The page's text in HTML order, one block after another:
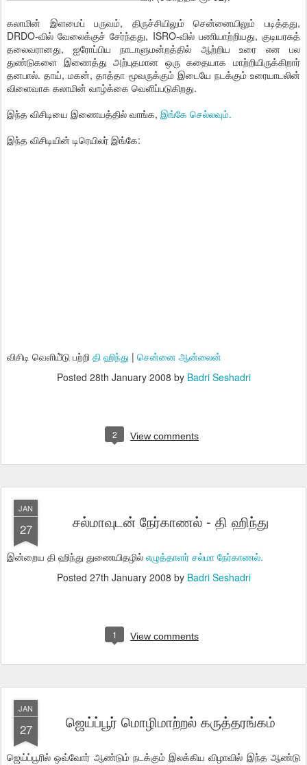
கலாமின் இளமைப் பருவம், திருச்சியிலும் சென்னையிலும் படித்தது,
DRDO-வில் வேலைக்குச் சேர்ந்தது, ISRO-வில் பணியாற்றியது, குடியரசுத்
தலைவரானது, ஐரோப்பிய நாடாளுமன்றத்தில் ஆற்றிய உரை என பல
துண்டுகளை இணைத்து அற்புதமான ஒரு கதையாக மாற்றியிருக்கிறார்
தனபால். தாய், மகன், தாத்தா மூவருக்கும் இடையே நடக்கும் உரையாடலின்
விளைவாக கலாமின் வாழ்க்கை வெளிப்படுகிறது.
இந்த விசிடியை இணையத்தில் வாங்க, இங்கே செல்லவும்.
இந்த விசிடியின் டிரெயிலர் இங்கே:
விசிடி வெளியீ்டு பற்றி தி ஹிந்து | சென்னை ஆன்லைன்
Posted 28th January 2008 by Badri Seshadri
2 View comments
JAN
27 சல்மாவுடன் நேர்காணல் - தி ஹிந்து
இன்றைய தி ஹிந்து துணையிதழில் எழுத்தாளர் சல்மா நேர்காணல்.
Posted 27th January 2008 by Badri Seshadri
1 View comments
JAN
27 ஜெய்ப்பூர் மொழிமாற்றல் கருத்தரங்கம்
ஜெய்ப்பூரில் ஒவ்வோர் ஆண்டும் நடக்கும் இலக்கிய விழாவில் இந்த ஆண்டு